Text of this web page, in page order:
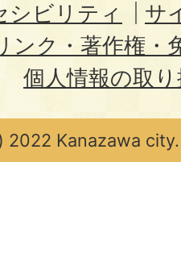
シビリティ
サ
ンク・著作権・
個人情報の取
2022 Kanazawa